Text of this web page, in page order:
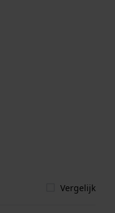
Vergelijk